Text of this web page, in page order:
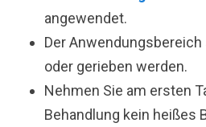
angewendet.
Der
oder gerieben werden.
Nehmen Sie am ersten
Behandlung kein heißes